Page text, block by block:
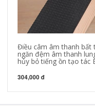
Điều câm âm thanh bất
ngăn đệm âm thanh
hủy bỏ tiếng ồn tạo tác
304,000 đ